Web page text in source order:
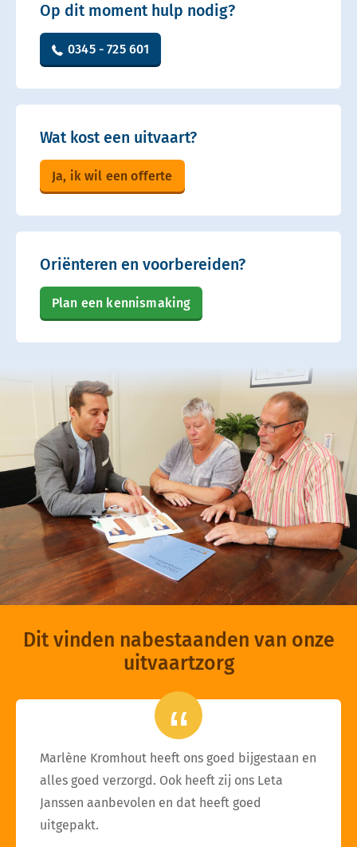
Op dit moment hulp nodig?
0345 - 725 601
Wat kost een uitvaart?
Ja, ik wil een offerte
Oriënteren en voorbereiden?
Plan een kennismaking
Dit vinden nabestaanden van onze
uitvaartzorg
Marlène Kromhout heeft ons goed bijgestaan en
alles goed verzorgd. Ook heeft zij ons Leta
Janssen aanbevolen en dat heeft goed
uitgepakt.